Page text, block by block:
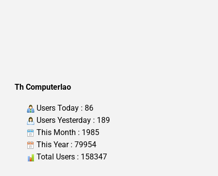
Th Computerlao
Users Today : 86
Users Yesterday : 189
This Month : 1985
This Year : 79954
Total Users : 158347